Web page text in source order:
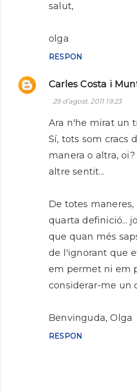
salut,
olga
RESPON
Carles Costa i
29 d’agost, 2011 19:23
Ara n'he mirat un
Sí, tots som cracs
manera o altra,
altre sentit...
De totes
quarta definició...
que quan més
de l'ignorant que
em permet ni em
considerar-me un
Benvinguda, Olga
RESPON